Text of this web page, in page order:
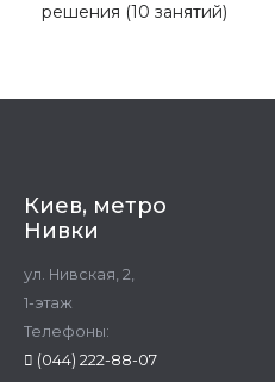
решения (10 занятий)
Киев, метро
Нивки
ул. Нивская, 2,
1-этаж
Телефоны:
(044) 222-88-07